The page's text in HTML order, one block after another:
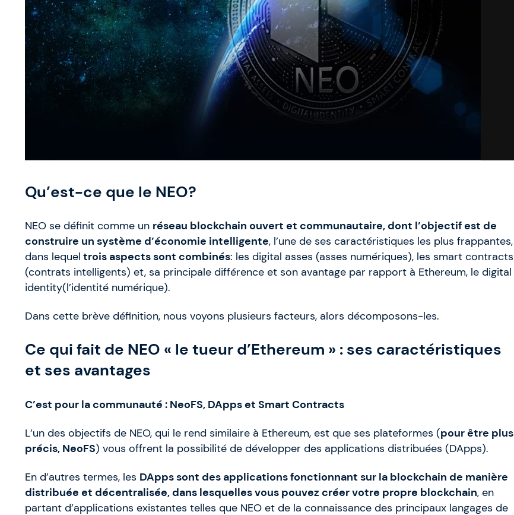
Qu’est-ce que le NEO?
NEO se définit comme un réseau blockchain ouvert et communautaire, dont l’objectif est de
construire un système d’économie intelligente, l’une de ses caractéristiques les plus frappantes,
dans lequel trois aspects sont combinés: les digital asses (asses numériques), les smart contracts
(contrats intelligents) et, sa principale différence et son avantage par rapport à Ethereum, le digital
identity(l’identité numérique).
Dans cette brève définition, nous voyons plusieurs facteurs, alors décomposons-les.
Ce qui fait de NEO « le tueur d’Ethereum » : ses caractéristiques
et ses avantages
C’est pour la communauté : NeoFS, DApps et Smart Contracts
L’un des objectifs de NEO, qui le rend similaire à Ethereum, est que ses plateformes (pour être plus
précis, NeoFS) vous offrent la possibilité de développer des applications distribuées (DApps).
En d’autres termes, les DApps sont des applications fonctionnant sur la blockchain de manière
distribuée et décentralisée, dans lesquelles vous pouvez créer votre propre blockchain, en
partant d’applications existantes telles que NEO et de la connaissance des principaux langages de